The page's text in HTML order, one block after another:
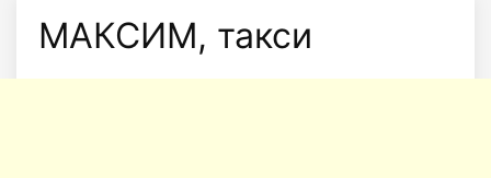
МАКСИМ, такси